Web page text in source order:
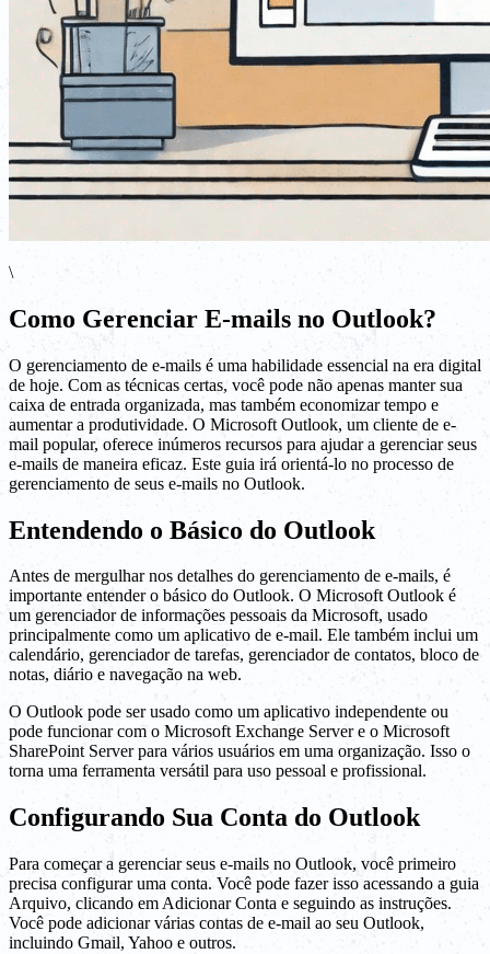
\
Como Gerenciar E-mails no Outlook?
O gerenciamento de e-mails é uma habilidade essencial na era digital
de hoje. Com as técnicas certas, você pode não apenas manter sua
caixa de entrada organizada, mas também economizar tempo e
aumentar a produtividade. O Microsoft Outlook, um cliente de e-
mail popular, oferece inúmeros recursos para ajudar a gerenciar seus
e-mails de maneira eficaz. Este guia irá orientá-lo no processo de
gerenciamento de seus e-mails no Outlook.
Entendendo o Básico do Outlook
Antes de mergulhar nos detalhes do gerenciamento de e-mails, é
importante entender o básico do Outlook. O Microsoft Outlook é
um gerenciador de informações pessoais da Microsoft, usado
principalmente como um aplicativo de e-mail. Ele também inclui um
calendário, gerenciador de tarefas, gerenciador de contatos, bloco de
notas, diário e navegação na web.
O Outlook pode ser usado como um aplicativo independente ou
pode funcionar com o Microsoft Exchange Server e o Microsoft
SharePoint Server para vários usuários em uma organização. Isso o
torna uma ferramenta versátil para uso pessoal e profissional.
Configurando Sua Conta do Outlook
Para começar a gerenciar seus e-mails no Outlook, você primeiro
precisa configurar uma conta. Você pode fazer isso acessando a guia
Arquivo, clicando em Adicionar Conta e seguindo as instruções.
Você pode adicionar várias contas de e-mail ao seu Outlook,
incluindo Gmail, Yahoo e outros.